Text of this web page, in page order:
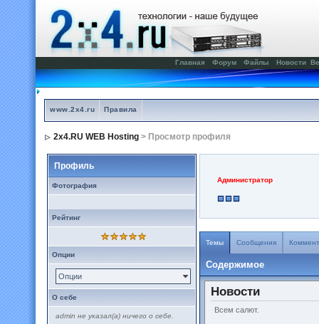
Главная Форум Файлы Новости
www.2x4.ru Правила
2x4.RU WEB Hosting > Просмотр профиля
Профиль
Фотография
Рейтинг
Опции
Опции
О себе
admin не указал(а) ничего о себе.
Администратор
Темы Сообщения
Содержимое
Новости
Всем салют.